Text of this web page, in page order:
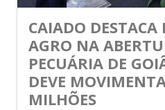
CAIADO DESTACA
AGRO NA
PECUÁRIA DE
DEVE
MILHÕES